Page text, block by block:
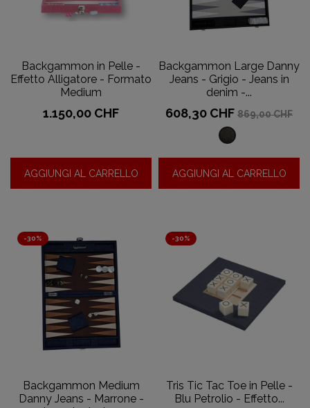
Backgammon in Pelle -
Effetto Alligatore - Formato
Medium
Prezzo
1.150,00 CHF
AGGIUNGI AL CARRELLO
Backgammon Large Danny
Jeans - Grigio - Jeans in
denim -...
Prezzo
608,30 CHFPrezzo
869,00 CHF
Jeans
in
denim
AGGIUNGI AL CARRELLO
-30%
Backgammon Medium
Danny Jeans - Marrone -
-30%
Tris Tic Tac Toe in Pelle -
Blu Petrolio - Effetto...